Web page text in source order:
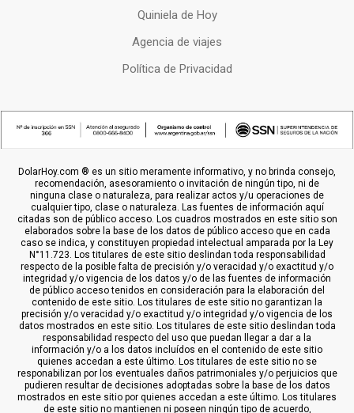
Quiniela de Hoy
Agencia de viajes
Política de Privacidad
DolarHoy.com ® es un sitio meramente informativo, y no brinda consejo,
recomendación, asesoramiento o invitación de ningún tipo, ni de
ninguna clase o naturaleza, para realizar actos y/u operaciones de
cualquier tipo, clase o naturaleza. Las fuentes de información aquí
citadas son de público acceso. Los cuadros mostrados en este sitio son
elaborados sobre la base de los datos de público acceso que en cada
caso se indica, y constituyen propiedad intelectual amparada por la Ley
N°11.723. Los titulares de este sitio deslindan toda responsabilidad
respecto de la posible falta de precisión y/o veracidad y/o exactitud y/o
integridad y/o vigencia de los datos y/o de las fuentes de información
de público acceso tenidos en consideración para la elaboración del
contenido de este sitio. Los titulares de este sitio no garantizan la
precisión y/o veracidad y/o exactitud y/o integridad y/o vigencia de los
datos mostrados en este sitio. Los titulares de este sitio deslindan toda
responsabilidad respecto del uso que puedan llegar a dar a la
información y/o a los datos incluídos en el contenido de este sitio
quienes accedan a este último. Los titulares de este sitio no se
responabilizan por los eventuales daños patrimoniales y/o perjuicios que
pudieren resultar de decisiones adoptadas sobre la base de los datos
mostrados en este sitio por quienes accedan a este último. Los titulares
de este sitio no mantienen ni poseen ningún tipo de acuerdo,